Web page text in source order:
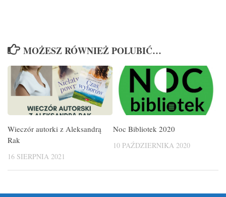
MOŻESZ RÓWNIEŻ POLUBIĆ…
Wieczór autorki z Aleksandrą
Rak
16 SIERPNIA 2021
Noc Bibliotek 2020
10 PAŹDZIERNIKA 2020